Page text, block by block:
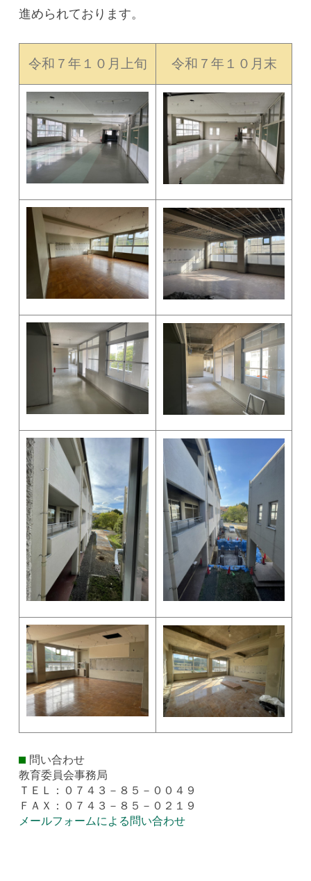
進められております。
令和７年１０月上旬 令和７年１０月末
問い合わせ
教育委員会事務局
ＴＥＬ：０７４３－８５－００４９
ＦＡＸ：０７４３－８５－０２１９
メールフォームによる問い合わせ